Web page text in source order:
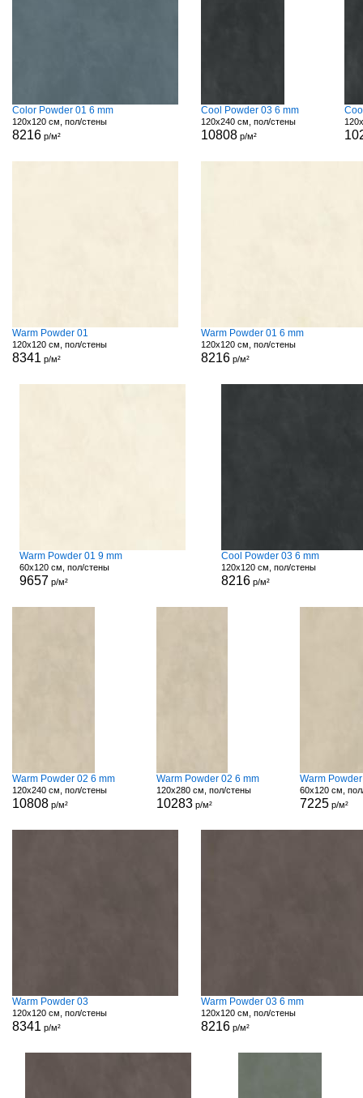
Color Powder 01 6 mm
120x120 см, пол/стены
8216 р/м²
Cool Powder 03 6 mm
120x240 см, пол/стены
10808р/м²
Warm Powder 01
120x120 см, пол/стены
8341 р/м²
Warm Powder 01 6 mm
120x120 см, пол/стены
8216р/м²
Warm Powder 01 9 mm
60x120 см, пол/стены
9657 р/м²
Cool Powder 03 6 mm
120x120 см, пол/стены
8216р/м²
Warm Powder 02 6 mm
120x240 см, пол/стены
10808 р/м²
Warm Powder 02 6 mm
120x280 см, пол/стены
10283р/м²
Warm
60x120 см,
7225р/м²
Warm Powder 03
120x120 см, пол/стены
8341 р/м²
Warm Powder 03 6 mm
120x120 см, пол/стены
8216р/м²